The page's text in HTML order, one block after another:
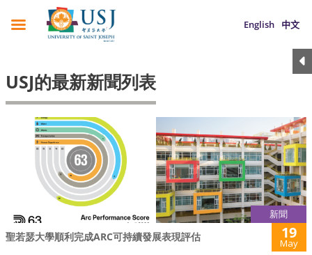
English 中文
USJ的最新新聞列表
新聞
聖若瑟大學順利完成ARC可持續發展表現評估 19
May